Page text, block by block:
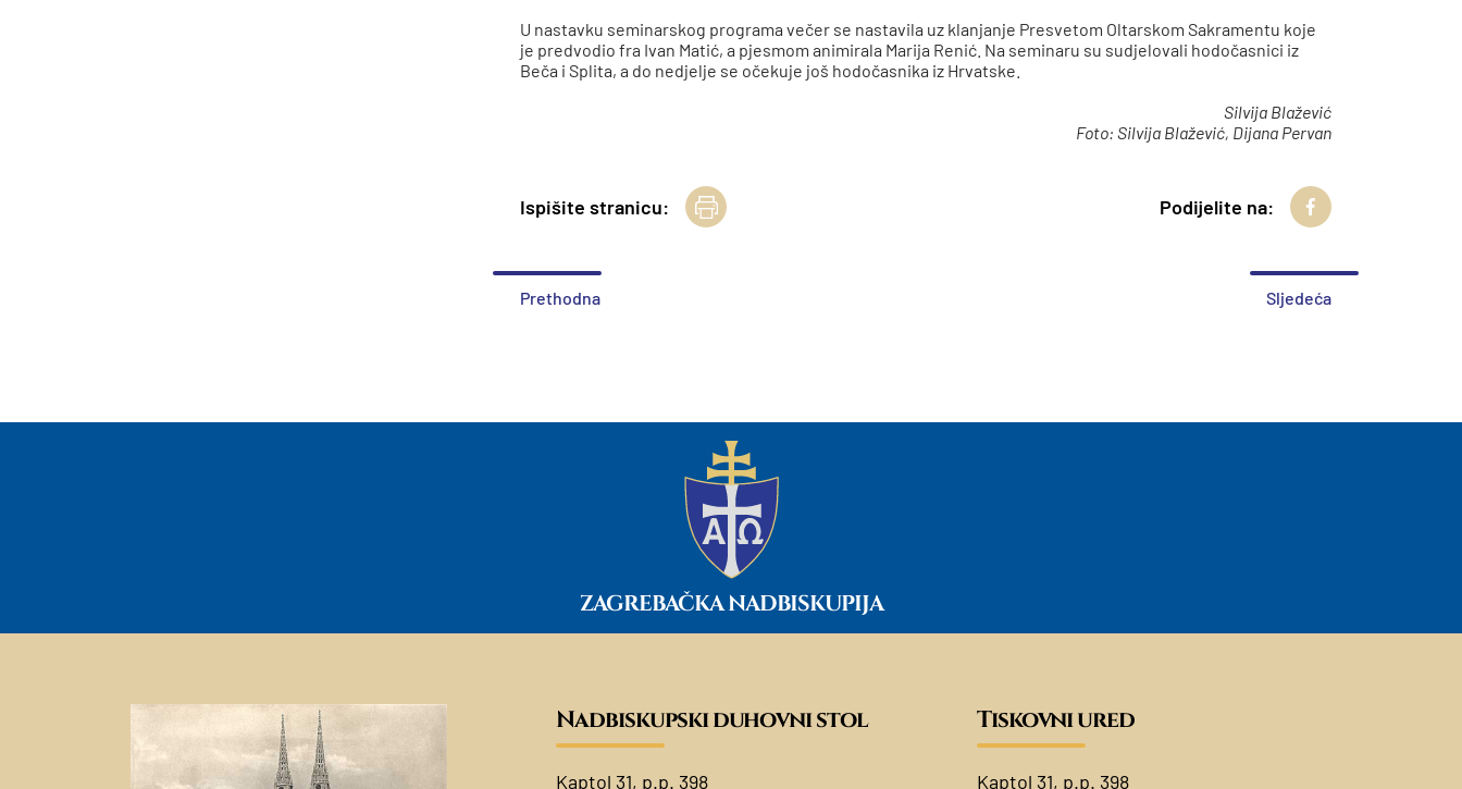
U nastavku seminarskog programa večer se nastavila uz klanjanje Presvetom Oltarskom Sakramentu koje
je predvodio fra Ivan Matić, a pjesmom animirala Marija Renić. Na seminaru su sudjelovali hodočasnici iz
Beča i Splita, a do nedjelje se očekuje još hodočasnika iz Hrvatske.
Silvija Blažević
Foto: Silvija Blažević, Dijana Pervan
Ispišite stranicu: Podijelite na:
Prethodna Sljedeća
ZAGREBAČKA NADBISKUPIJA
Nadbiskupski duhovni stol
Kaptol 31, p.p. 398
Tiskovni ured
Kaptol 31, p.p. 398